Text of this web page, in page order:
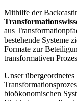
Mithilfe der
aus
bestehende Systeme
Formate zur
transformativen
Unser
bioökonomischen